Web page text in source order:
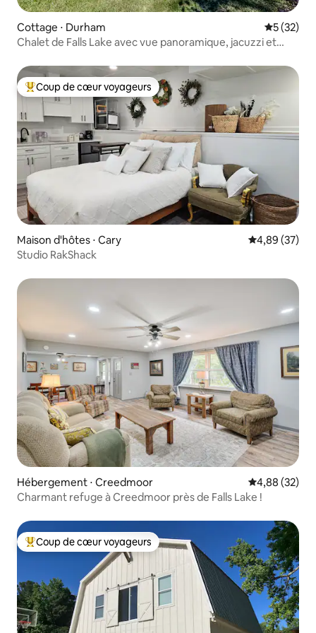
Cottage ⋅ Durham
5 (32)
Chalet de Falls Lake avec vue panoramique, jacuzzi et
Coups de cœur voyageurs les plus appréciés
Coup de cœur voyageurs
Maison d'hôtes ⋅ Cary Évaluation
4,89 (37)
Studio RakShack
Hébergement ⋅ Creedmoor Évaluation
4,88 (32)
Charmant refuge à Creedmoor près de Falls Lake !
Coups de cœur voyageurs les plus appréciés
Coup de cœur voyageurs